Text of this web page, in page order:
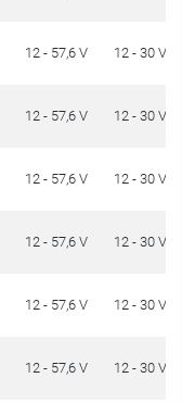
12 - 57,6 V 12 - 30 V
12 - 57,6 V 12 - 30 V
12 - 57,6 V 12 - 30 V
12 - 57,6 V 12 - 30 V
12 - 57,6 V 12 - 30 V
12 - 57,6 V 12 - 30 V